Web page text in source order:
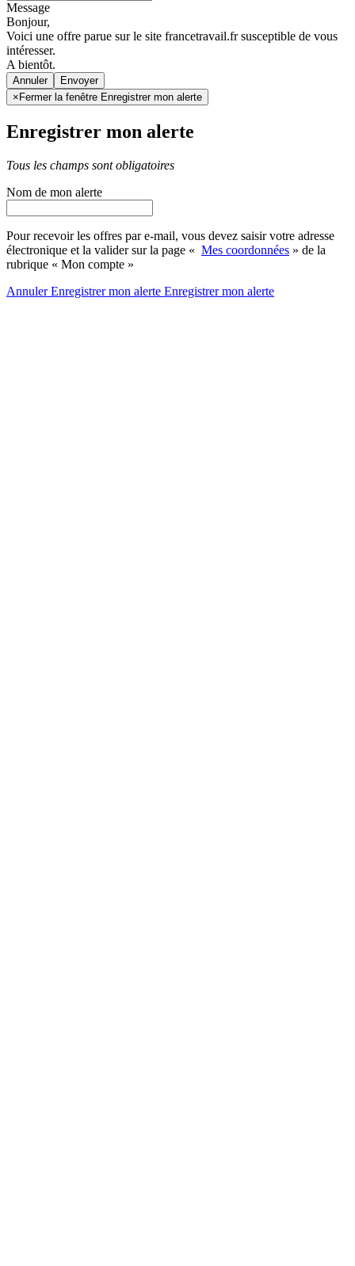
Message
Bonjour,
Voici une offre parue sur le site francetravail.fr susceptible de vous
intéresser.
A bientôt.
Annuler
× Fermer la fenêtre Enregistrer mon alerte
Enregistrer mon alerte
Tous les champs sont obligatoires
Nom de mon alerte
Pour recevoir les offres par e-mail, vous devez saisir votre adresse
électronique et la valider sur la page « Mes coordonnées » de la
rubrique « Mon compte »
AnnulerEnregistrer mon alerte Enregistrermon alerte